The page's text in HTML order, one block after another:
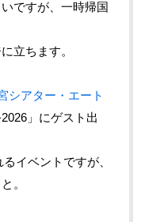
ですが、一時帰国
立ちます。
シアター・エート
」にゲスト出
イベントですが、
。